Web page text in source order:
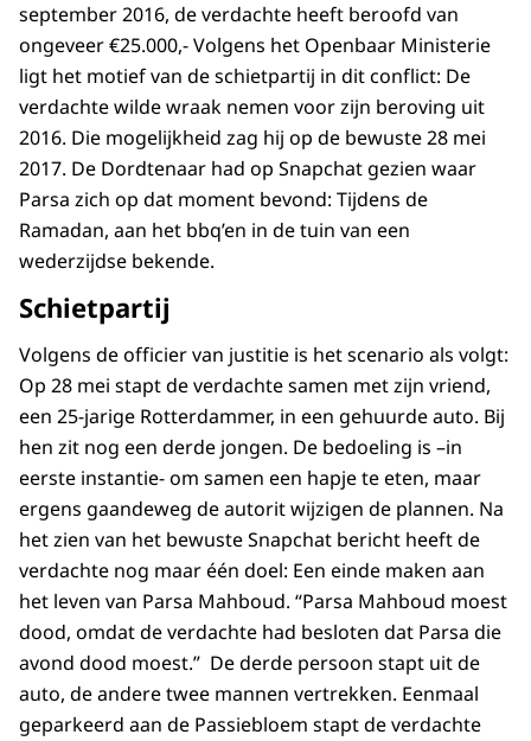
september 2016, de verdachte heeft beroofd van
ongeveer €25.000,- Volgens het Openbaar Ministerie
ligt het motief van de schietpartij in dit conflict: De
verdachte wilde wraak nemen voor zijn beroving uit
2016. Die mogelijkheid zag hij op de bewuste 28 mei
2017. De Dordtenaar had op Snapchat gezien waar
Parsa zich op dat moment bevond: Tijdens de
Ramadan, aan het bbq’en in de tuin van een
wederzijdse bekende.
Schietpartij
Volgens de officier van justitie is het scenario als volgt:
Op 28 mei stapt de verdachte samen met zijn vriend,
een 25-jarige Rotterdammer, in een gehuurde auto. Bij
hen zit nog een derde jongen. De bedoeling is –in
eerste instantie- om samen een hapje te eten, maar
ergens gaandeweg de autorit wijzigen de plannen. Na
het zien van het bewuste Snapchat bericht heeft de
verdachte nog maar één doel: Een einde maken aan
het leven van Parsa Mahboud. “Parsa Mahboud moest
dood, omdat de verdachte had besloten dat Parsa die
avond dood moest.” De derde persoon stapt uit de
auto, de andere twee mannen vertrekken. Eenmaal
geparkeerd aan de Passiebloem stapt de verdachte